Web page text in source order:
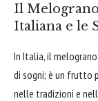
Il
Italiana e le
In Italia, il
di sogni; è un frutto
nelle tradizioni e